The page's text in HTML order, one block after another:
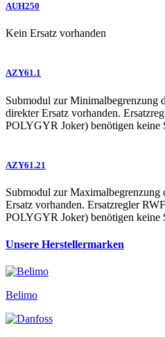
AUH250
Kein Ersatz vorhanden
AZY61.1
Submodul zur Minimalbegrenzung
direkter Ersatz vorhanden.
POLYGYR Joker) benötigen keine
AZY61.21
Submodul zur
Ersatz vorhanden. Ersatzregler
POLYGYR Joker) benötigen keine
Unsere Herstellermarken
Belimo